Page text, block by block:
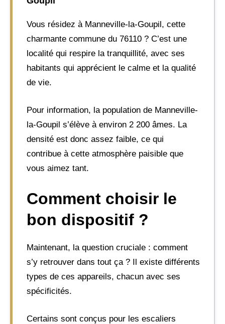
Vous résidez à Manneville-la-Goupil, cette
charmante commune du 76110 ? C’est une
localité qui respire la tranquillité, avec ses
habitants qui apprécient le calme et la qualité
de vie.
Pour information, la population de Manneville-
la-Goupil s’élève à environ 2 200 âmes. La
densité est donc assez faible, ce qui
contribue à cette atmosphère paisible que
vous aimez tant.
Comment choisir le
bon dispositif ?
Maintenant, la question cruciale : comment
s’y retrouver dans tout ça ? Il existe différents
types de ces appareils, chacun avec ses
spécificités.
Certains sont conçus pour les escaliers